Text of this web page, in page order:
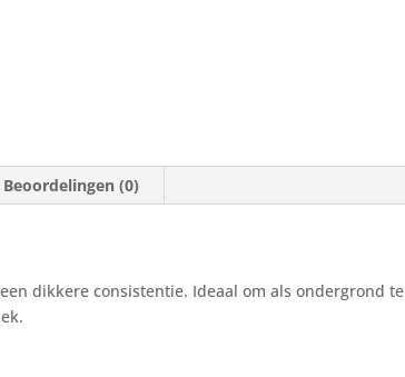
Beoordelingen (0)
dikkere consistentie. Ideaal om als ondergrond te